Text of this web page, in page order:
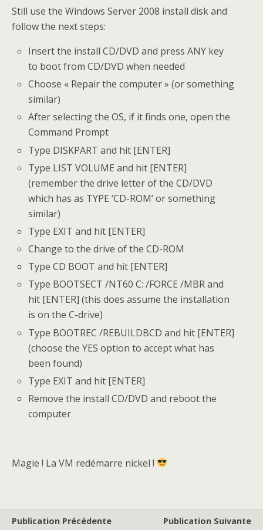
Still use the Windows Server 2008 install disk and
follow the next steps:
Insert the install CD/DVD and press ANY key
to boot from CD/DVD when needed
Choose « Repair the computer » (or something
similar)
After selecting the OS, if it finds one, open the
Command Prompt
Type DISKPART and hit [ENTER]
Type LIST VOLUME and hit [ENTER]
(remember the drive letter of the CD/DVD
which has as TYPE ‘CD-ROM’ or something
similar)
Type EXIT and hit [ENTER]
Change to the drive of the CD-ROM
Type CD BOOT and hit [ENTER]
Type BOOTSECT /NT60 C: /FORCE /MBR and
hit [ENTER] (this does assume the installation
is on the C-drive)
Type BOOTREC /REBUILDBCD and hit [ENTER]
(choose the YES option to accept what has
been found)
Type EXIT and hit [ENTER]
Remove the install CD/DVD and reboot the
computer
Magie ! La VM redémarre nickel !
Publication Précédente
Publication Suivante